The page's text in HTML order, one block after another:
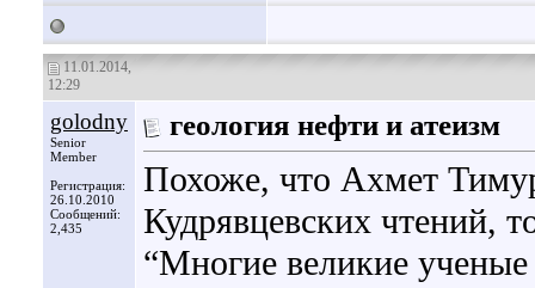
11.01.2014,
12:29
golodny
Senior
Member
Регистрация:
26.10.2010
Сообщений:
2,435
геология нефти и атеизм
Похоже, что Ахмет
Кудрявцевских чтений,
“Многие великие